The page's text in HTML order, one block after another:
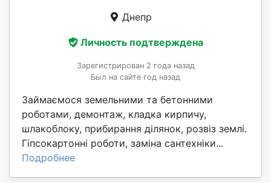
Днепр
Личность подтверждена
Зарегистрирован 2 года назад
Был на сайте год назад
Займаємося земельними та бетонними
роботами, демонтаж, кладка кирпичу,
шлакоблоку, прибирання ділянок, розвіз землі.
Гіпсокартонні роботи, заміна сантехніки...
Подробнее